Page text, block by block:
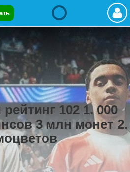
102 1. 000
3 млн монет 2.